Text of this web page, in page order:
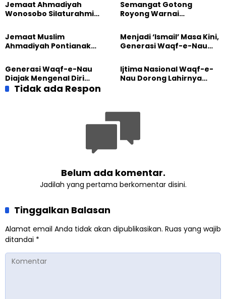
Jemaat Ahmadiyah
Wonosobo Silaturahmi
GPdI Eben Haezer
Semangat Gotong
Royong Warnai
Masjid di Jemaat
Ahmadiyah Sukapura
Jemaat Muslim
Ahmadiyah Pontianak
Perkuat Kolaborasi Sosial
Menjadi ‘Ismail’ Masa Kini,
Generasi Waqf-e-Nau
Pengabdian
Generasi Waqf-e-Nau
Diajak Mengenal Diri
Sebelum Mengubah
Ijtima Nasional Waqf-e-
Nau Dorong Lahirnya
Tidak ada Respon
Belum ada komentar.
Jadilah yang pertama berkomentar disini.
Tinggalkan Balasan
Alamat email Anda tidak akan dipublikasikan. Ruas yang wajib
ditandai *